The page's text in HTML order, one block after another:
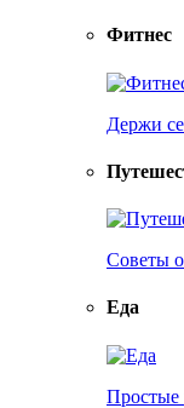
Фитнес
Держи
Советы о
Еда
Простые